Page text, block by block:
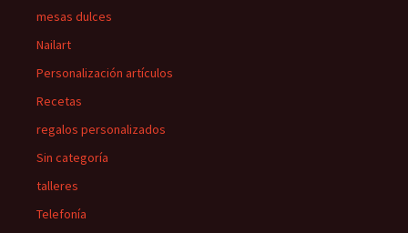
mesas dulces
Nailart
Personalización artículos
Recetas
regalos personalizados
Sin categoría
talleres
Telefonía